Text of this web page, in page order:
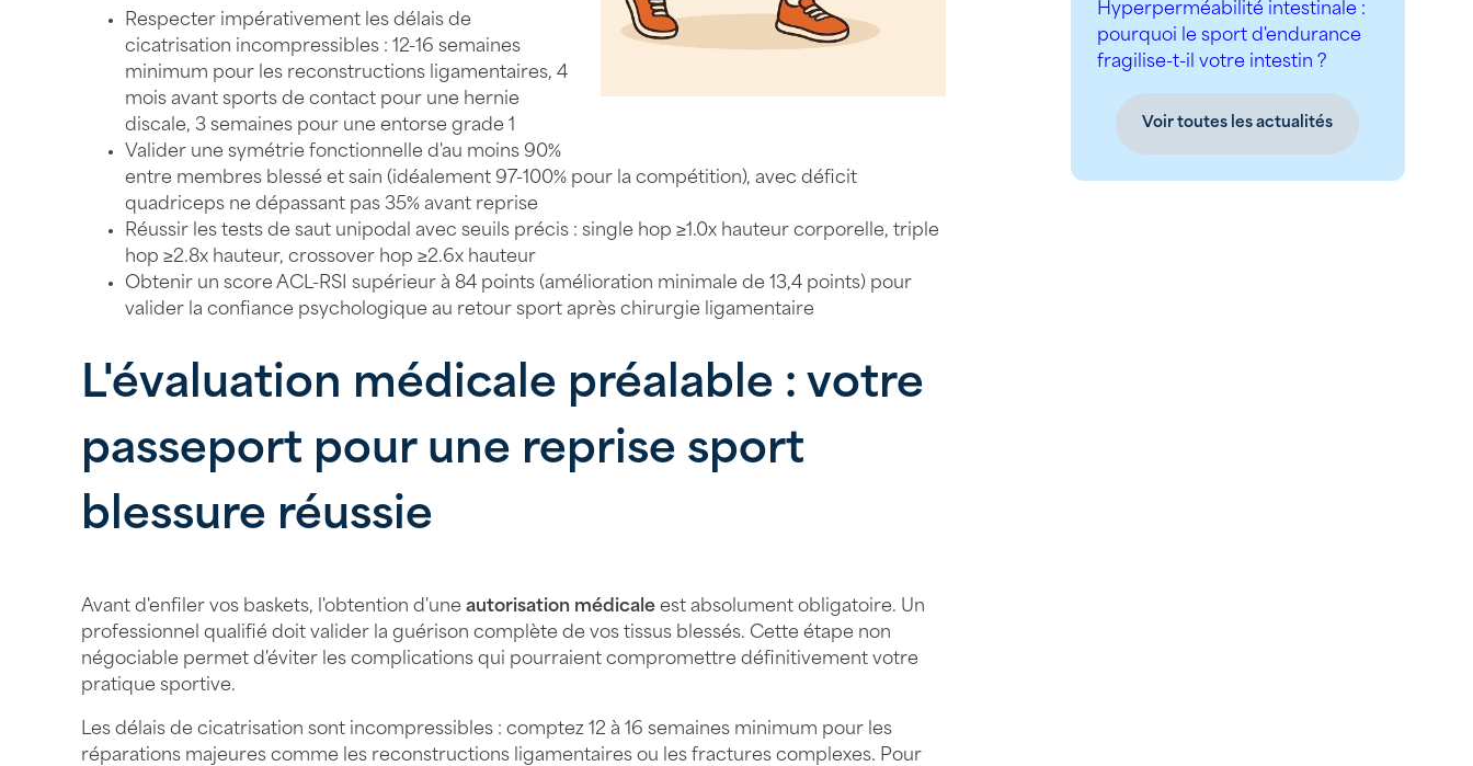
Respecter impérativement les délais de
cicatrisation incompressibles : 12-16 semaines
minimum pour les reconstructions ligamentaires, 4
mois avant sports de contact pour une hernie
discale, 3 semaines pour une entorse grade 1
Valider une symétrie fonctionnelle d'au moins 90%
entre membres blessé et sain (idéalement 97-100% pour la compétition), avec déficit
quadriceps ne dépassant pas 35% avant reprise
Réussir les tests de saut unipodal avec seuils précis : single hop ≥1.0x hauteur corporelle, triple
hop ≥2.8x hauteur, crossover hop ≥2.6x hauteur
Obtenir un score ACL-RSI supérieur à 84 points (amélioration minimale de 13,4 points) pour
valider la confiance psychologique au retour sport après chirurgie ligamentaire
L'évaluation médicale préalable : votre
passeport pour une reprise sport
blessure réussie
Avant d'enfiler vos baskets, l'obtention d'uneautorisation médicale est absolument obligatoire. Un
professionnel qualifié doit valider la guérison complète de vos tissus blessés. Cette étape non
négociable permet d'éviter les complications qui pourraient compromettre définitivement votre
pratique sportive.
Les délais de cicatrisation sont incompressibles : comptez 12 à 16 semaines minimum pour les
réparations majeures comme les reconstructions ligamentaires ou les fractures complexes. Pour
Hyperperméabilité intestinale :
pourquoi le sport d'endurance
fragilise-t-il votre intestin ?
Voir toutes les actualités